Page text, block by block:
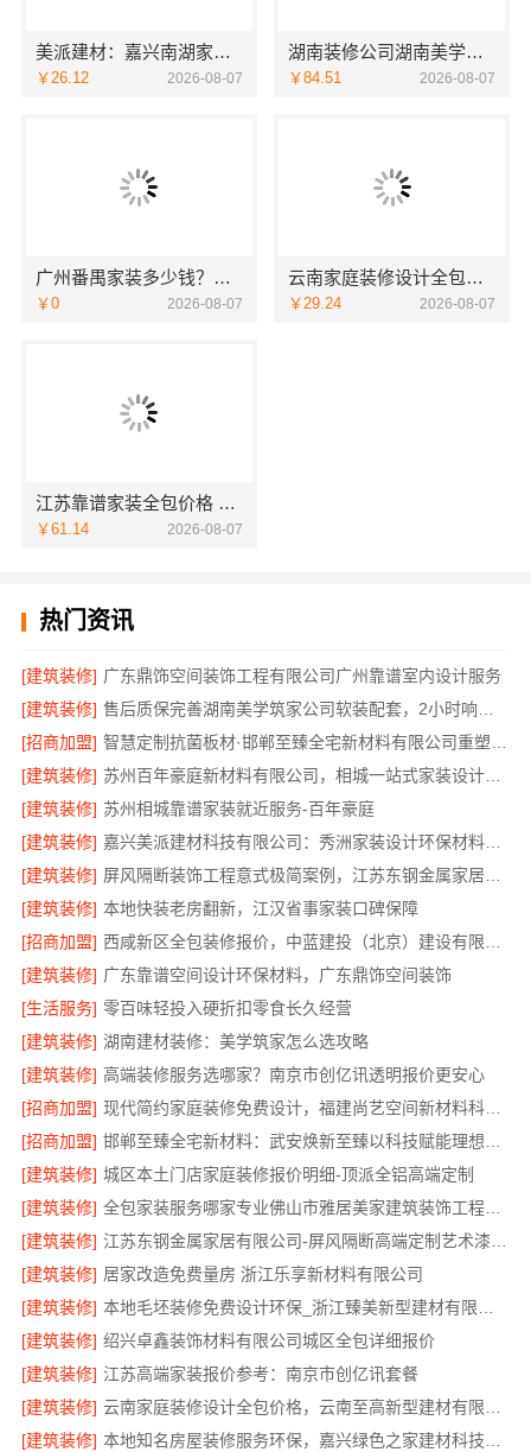
美派建材：嘉兴南湖家装设计全包环保材料
￥26.12 2026-08-07
湖南装修公司湖南美学筑家建材有限公司老房翻新
￥84.51 2026-08-07
广州番禺家装多少钱？新房选精匠饰家
￥0 2026-08-07
云南家庭装修设计全包价格，云南至高新型建材有限公司闭口合同
￥29.24 2026-08-07
江苏靠谱家装全包价格 常州宜居佳装饰闭口合同
￥61.14 2026-08-07
热门资讯
[建筑装修] 广东鼎饰空间装饰工程有限公司广州靠谱室内设计服务
[建筑装修]
[招商加盟]
[建筑装修]
苏州百年豪庭新材料有限公司，相城一站式家装设计多少钱拎包入住
[建筑装修] 苏州相城靠谱家装就近服务-百年豪庭
[建筑装修]
嘉兴美派建材科技有限公司：秀洲家装设计环保材料推荐
[建筑装修]
[建筑装修] 本地快装老房翻新，江汉省事家装口碑保障
[招商加盟]
[建筑装修] 广东靠谱空间设计环保材料，广东鼎饰空间装饰
[生活服务] 零百味轻投入硬折扣零食长久经营
[建筑装修] 湖南建材装修：美学筑家怎么选攻略
[建筑装修] 高端装修服务选哪家？南京市创亿讯透明报价更安心
[招商加盟]
现代简约家庭装修免费设计，福建尚艺空间新材料科技有限公司整体落地
[招商加盟]
[建筑装修] 城区本土门店家庭装修报价明细-顶派全铝高端定制
[建筑装修]
全包家装服务哪家专业佛山市雅居美家建筑装饰工程有限公司
[建筑装修]
[建筑装修] 居家改造免费量房 浙江乐享新材料有限公司
[建筑装修]
[建筑装修] 绍兴卓鑫装饰材料有限公司城区全包详细报价
[建筑装修] 江苏高端家装报价参考：南京市创亿讯套餐
[建筑装修]
[建筑装修]